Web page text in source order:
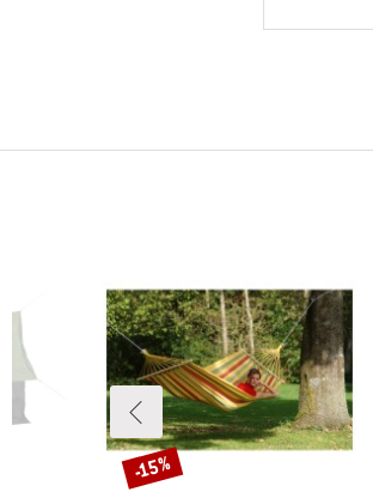
Korting
-15%